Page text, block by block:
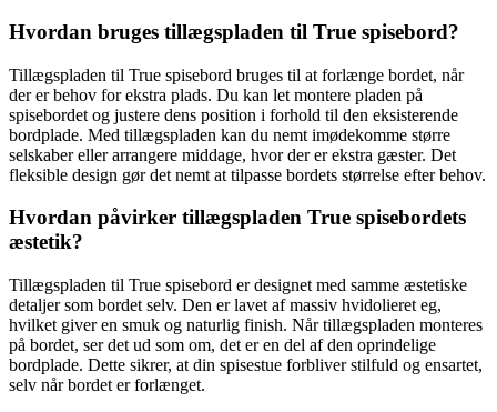
Hvordan bruges tillægspladen til True spisebord?
Tillægspladen til True spisebord bruges til at forlænge bordet, når
der er behov for ekstra plads. Du kan let montere pladen på
spisebordet og justere dens position i forhold til den eksisterende
bordplade. Med tillægspladen kan du nemt imødekomme større
selskaber eller arrangere middage, hvor der er ekstra gæster. Det
fleksible design gør det nemt at tilpasse bordets størrelse efter behov.
Hvordan påvirker tillægspladen True spisebordets
æstetik?
Tillægspladen til True spisebord er designet med samme æstetiske
detaljer som bordet selv. Den er lavet af massiv hvidolieret eg,
hvilket giver en smuk og naturlig finish. Når tillægspladen monteres
på bordet, ser det ud som om, det er en del af den oprindelige
bordplade. Dette sikrer, at din spisestue forbliver stilfuld og ensartet,
selv når bordet er forlænget.